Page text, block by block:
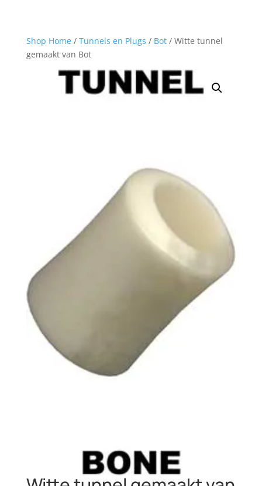
Shop Home/ Tunnels en Plugs / Bot/ Witte tunnel
gemaakt van Bot